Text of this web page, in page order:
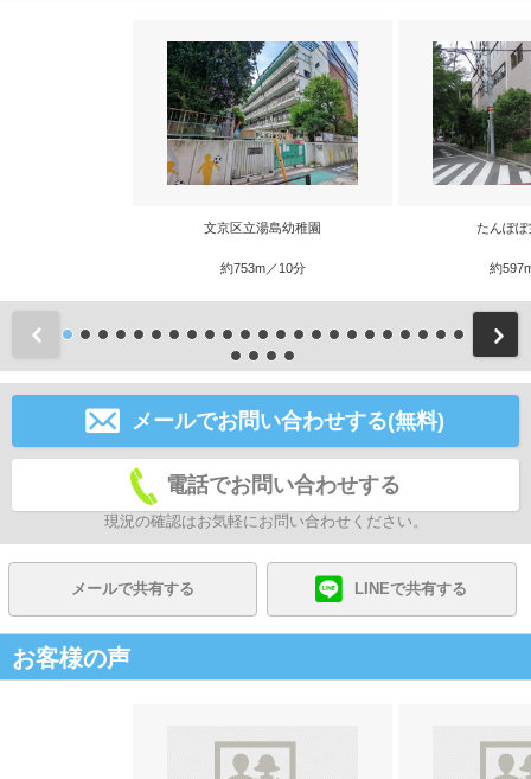
文京区立湯島幼稚園
約753m／10分
たんぽ
約
前
メールでお問い合わせする(無料)
電話でお問い合わせする
現況の確認はお気軽にお問い合わせください。
メールで共有する LINEで共有する
お客様の声